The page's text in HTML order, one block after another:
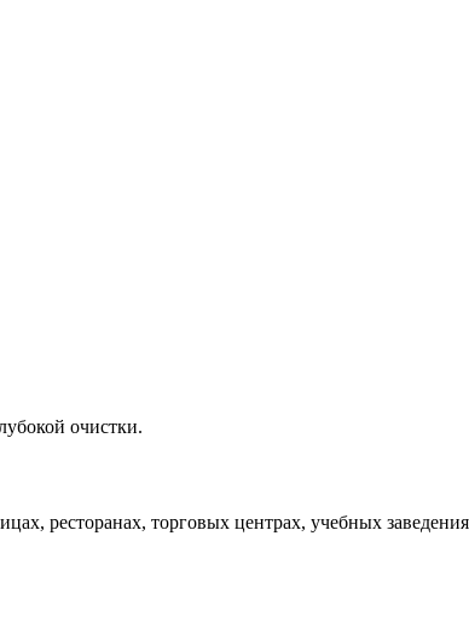
очистки.
ресторанах, торговых центрах, учебных